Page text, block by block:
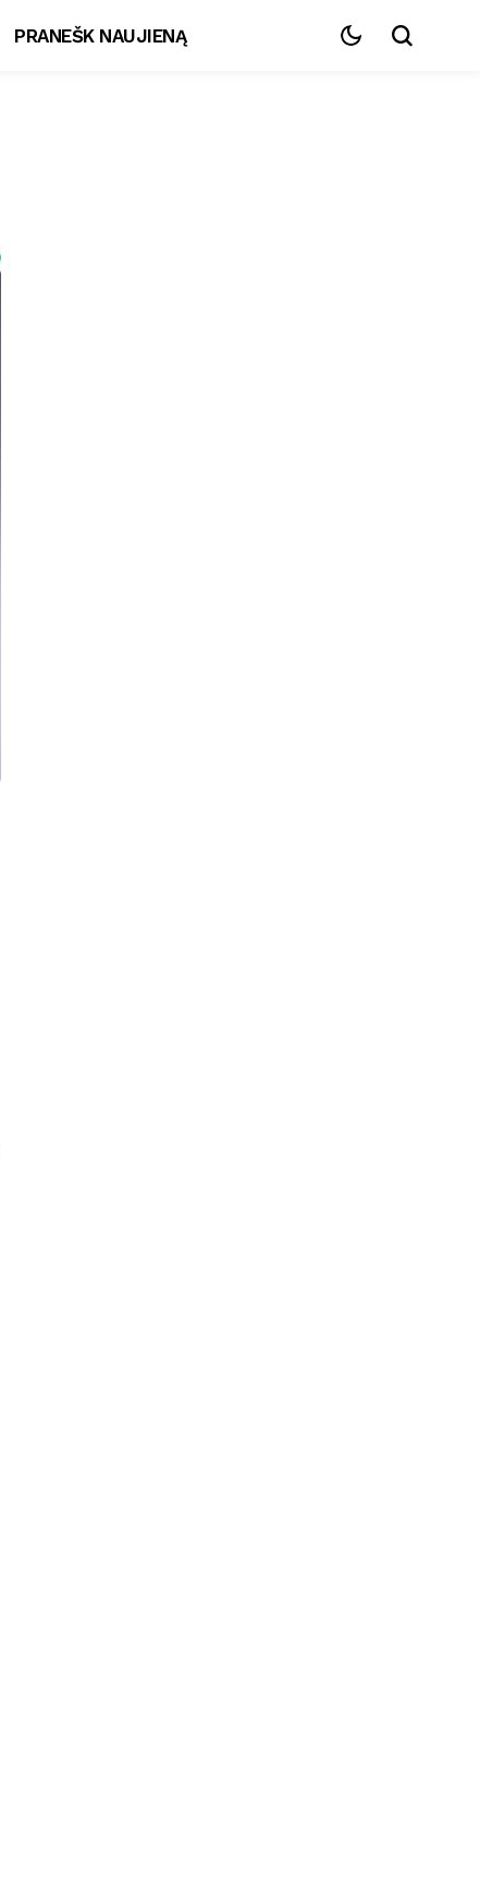
PRANEŠK NAUJIENĄ